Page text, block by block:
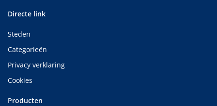
Directe link
Steden
Categorieën
Privacy verklaring
Cookies
Producten